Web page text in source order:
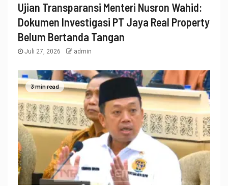
Ujian Transparansi Menteri Nusron Wahid:
Dokumen Investigasi PT Jaya Real Property
Belum Bertanda Tangan
Juli 27, 2026 admin
3 min read